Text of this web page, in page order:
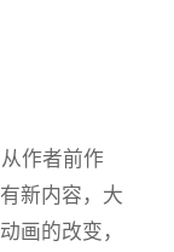
作者前作
新内容，大
画的改变，